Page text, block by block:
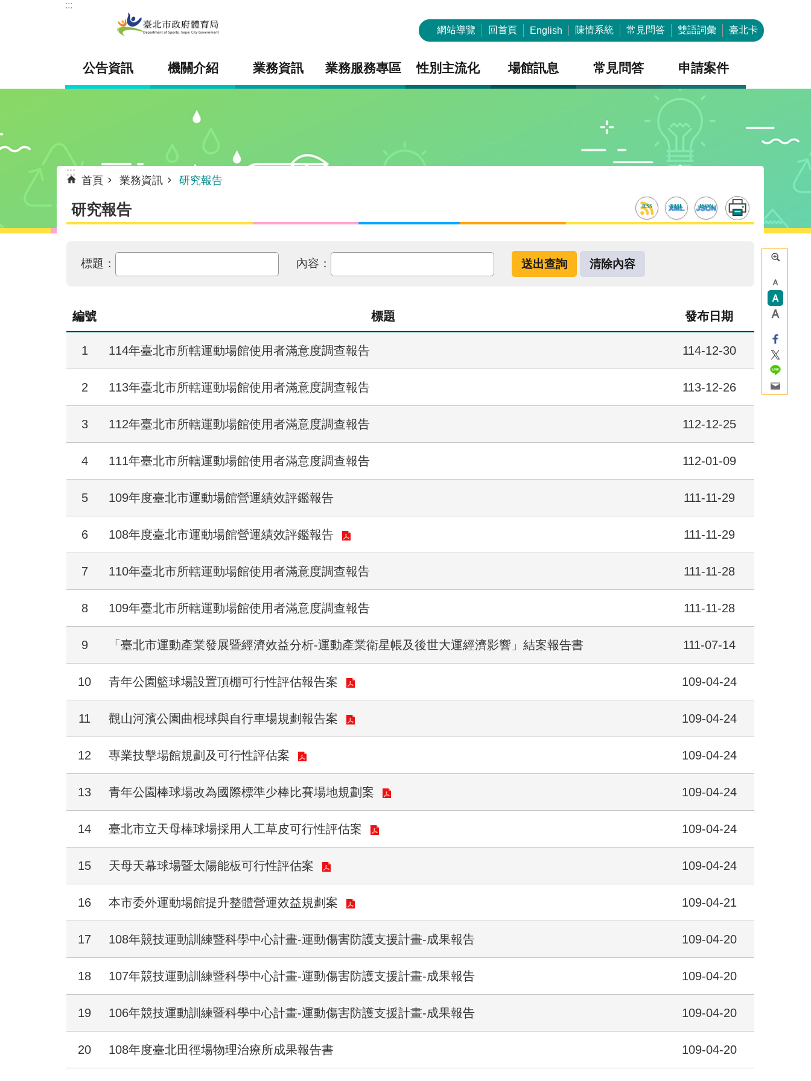
跳到主要內容區塊
:::
網站導覽 回首頁 English 陳情系統 常見問答 雙語詞彙 臺北卡
公告資訊 機關介紹 業務資訊 業務服務專區 性別主流化 場館訊息 常見問答 申請案件
:::
首頁 業務資訊 研究報告
研究報告 RSS XML JSON
標題： 內容：
編號 標題 發布日期
1 114年臺北市所轄運動場館使用者滿意度調查報告 114-12-30
2 113年臺北市所轄運動場館使用者滿意度調查報告 113-12-26
3 112年臺北市所轄運動場館使用者滿意度調查報告 112-12-25
4 111年臺北市所轄運動場館使用者滿意度調查報告 112-01-09
5 109年度臺北市運動場館營運績效評鑑報告 111-11-29
6 108年度臺北市運動場館營運績效評鑑報告 111-11-29
7 110年臺北市所轄運動場館使用者滿意度調查報告 111-11-28
8 109年臺北市所轄運動場館使用者滿意度調查報告 111-11-28
9 「臺北市運動產業發展暨經濟效益分析-運動產業衛星帳及後世大運經濟影響」結案報告書 111-07-14
10 青年公園籃球場設置頂棚可行性評估報告案 109-04-24
11 觀山河濱公園曲棍球與自行車場規劃報告案 109-04-24
12 專業技擊場館規劃及可行性評估案 109-04-24
13 青年公園棒球場改為國際標準少棒比賽場地規劃案 109-04-24
14 臺北市立天母棒球場採用人工草皮可行性評估案 109-04-24
15 天母天幕球場暨太陽能板可行性評估案 109-04-24
16 本市委外運動場館提升整體營運效益規劃案 109-04-21
17 108年競技運動訓練暨科學中心計畫-運動傷害防護支援計畫-成果報告 109-04-20
18 107年競技運動訓練暨科學中心計畫-運動傷害防護支援計畫-成果報告 109-04-20
19 106年競技運動訓練暨科學中心計畫-運動傷害防護支援計畫-成果報告 109-04-20
20 108年度臺北田徑場物理治療所成果報告書 109-04-20